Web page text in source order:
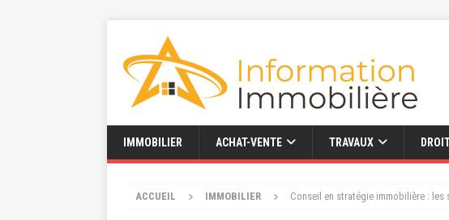
IMMOBILIER ACHAT-VENTE TRAVAUX
ACCUEIL IMMOBILIER Conseil en stratégie immobilière :